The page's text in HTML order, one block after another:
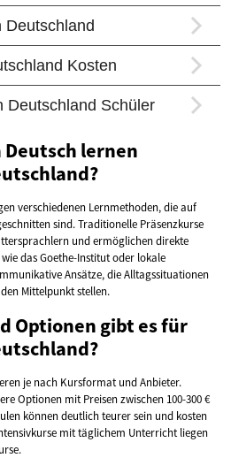
lernen
verschiedenen Lernmethoden, die auf
sind. Traditionelle Präsenzkurse
und ermöglichen direkte
das Goethe-Institut oder lokale
Ansätze, die Alltagssituationen
Mittelpunkt stellen.
Optionen gibt es für
je nach Kursformat und Anbieter.
Optionen mit Preisen zwischen 100-300 €
können deutlich teurer sein und kosten
mit täglichem Unterricht liegen